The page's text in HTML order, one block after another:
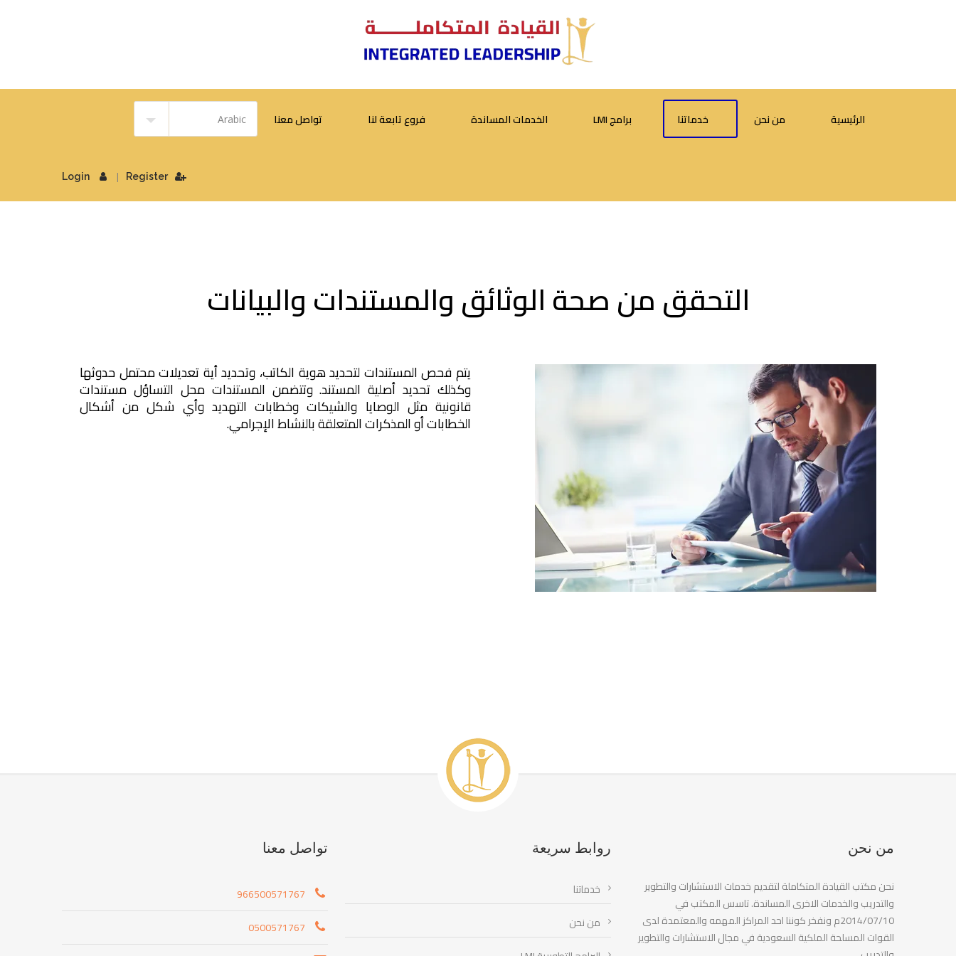
الرئيسية من نحن خدماتنا برامج LMI الخدمات المساندة فروع تابعة لنا تواصل معنا
Login | Register
التحقق من صحة الوثائق والمستندات والبيانات
يتم فحص المستندات لتحديد هوية الكاتب، وتحديد أية تعديلات محتمل حدوثها
وكذلك تحديد أصلية المستند. وتتضمن المستندات محل التساؤل مستندات
قانونية مثل الوصايا والشيكات وخطابات التهديد وأي شكل من أشكال
الخطابات أو المذكرات المتعلقة بالنشاط الإجرامي.
من نحن
نحن مكتب القيادة المتكاملة لتقديم خدمات الاستشارات والتطوير
والتدريب والخدمات الاخرى المساندة. تاسس المكتب في
2014/07/10م ونفخر كوننا احد المراكز المهمه والمعتمدة لدى
القوات المسلحة الملكية السعودية في مجال الاستشارات والتطوير
روابط سريعة
خدماتنا
من نحن
تواصل معنا
966500571767
0500571767